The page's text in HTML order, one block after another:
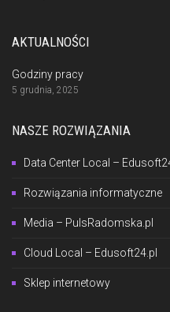
AKTUALNOŚCI
Godziny pracy
5 grudnia, 2025
NASZE ROZWIĄZANIA
Data Center Local –
Rozwiązania informatyczne
Media – PulsRadomska.pl
Cloud Local – Edusoft24.pl
Sklep internetowy